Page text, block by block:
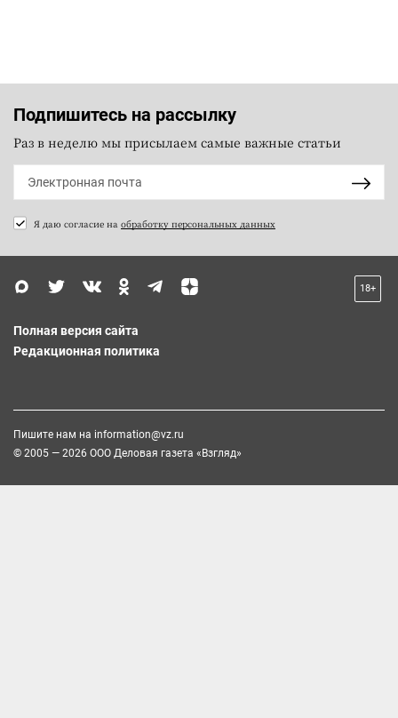
Подпишитесь на рассылку
Раз в неделю мы присылаем самые важные статьи
Я даю согласие на обработку персональных данных
18+
Полная версия сайта
Редакционная политика
Пишите нам на information@vz.ru
© 2005 — 2026 ООО Деловая газета «Взгляд»